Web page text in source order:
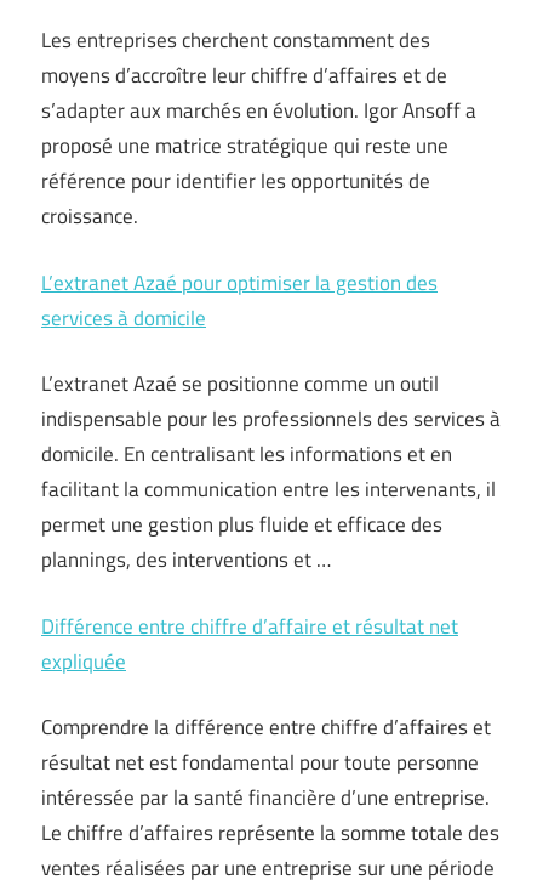
Les entreprises cherchent constamment des
moyens d’accroître leur chiffre d’affaires et de
s’adapter aux marchés en évolution. Igor Ansoff a
proposé une matrice stratégique qui reste une
référence pour identifier les opportunités de
croissance.
L’extranet Azaé pour optimiser la gestion des
services à domicile
L’extranet Azaé se positionne comme un outil
indispensable pour les professionnels des services à
domicile. En centralisant les informations et en
facilitant la communication entre les intervenants, il
permet une gestion plus fluide et efficace des
plannings, des interventions et …
Différence entre chiffre d’affaire et résultat net
expliquée
Comprendre la différence entre chiffre d’affaires et
résultat net est fondamental pour toute personne
intéressée par la santé financière d’une entreprise.
Le chiffre d’affaires représente la somme totale des
ventes réalisées par une entreprise sur une période